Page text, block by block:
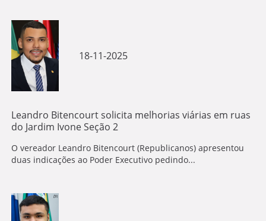
18-11-2025
Leandro Bitencourt solicita melhorias viárias em ruas
do Jardim Ivone Seção 2
O vereador Leandro Bitencourt (Republicanos) apresentou
duas indicações ao Poder Executivo pedindo...